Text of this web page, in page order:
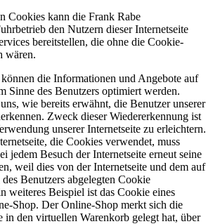
Cookies kann die Frank Rabe
den Nutzern dieser Internetseite
bereitstellen, die ohne die Cookie-
wären.
die Informationen und Angebote auf
Sinne des Benutzers optimiert werden.
wie bereits erwähnt, die Benutzer unserer
Zweck dieser Wiedererkennung ist
unserer Internetseite zu erleichtern.
die Cookies verwendet, muss
jedem Besuch der Internetseite erneut seine
weil dies von der Internetseite und dem auf
Benutzers abgelegten Cookie
weiteres Beispiel ist das Cookie eines
Shop. Der Online-Shop merkt sich die
den virtuellen Warenkorb gelegt hat, über